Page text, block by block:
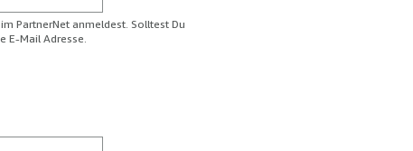
PartnerNet anmeldest. Solltest Du
E-Mail Adresse.